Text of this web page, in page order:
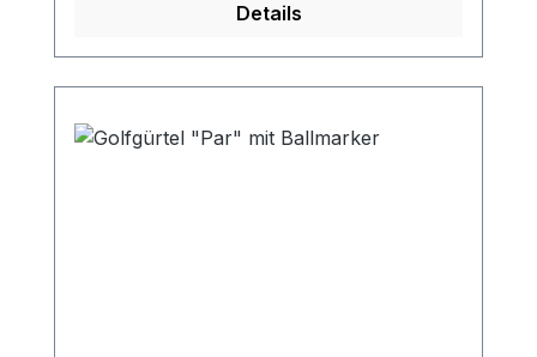
Details